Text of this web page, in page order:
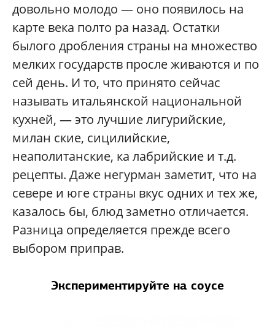
довольно молодо — оно появилось на
карте века полто ра назад. Остатки
былого дробления страны на множество
мелких государств просле живаются и по
сей день. И то, что принято сейчас
называть итальянской национальной
кухней, — это лучшие лигурийские,
милан ские, сицилийские,
неаполитанские, ка лабрийские и т.д.
рецепты. Даже негурман заметит, что на
севере и юге страны вкус одних и тех же,
казалось бы, блюд заметно отличается.
Разница определяется прежде всего
выбором приправ.
Экспериментируйте на соусе